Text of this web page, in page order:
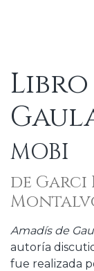
Libro
MOBI
de Garci
Amadís de
autoría
fue realizada